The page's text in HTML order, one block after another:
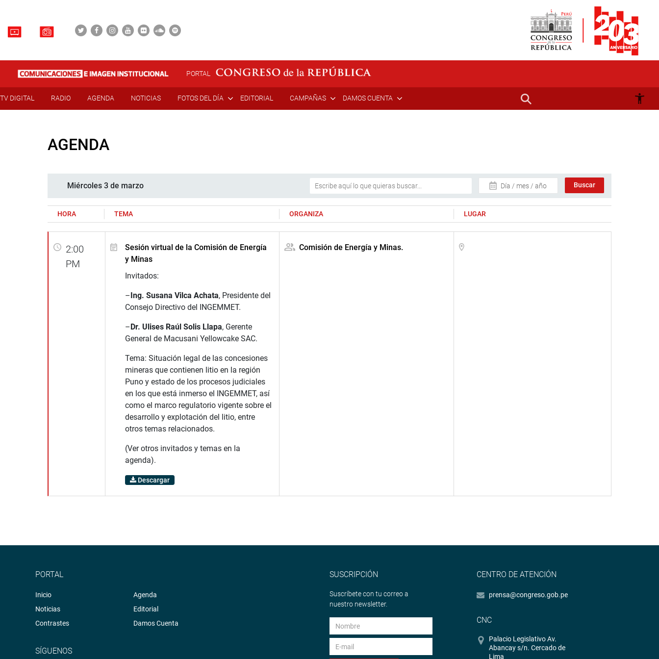
PORTAL
TV DIGITAL RADIO AGENDA NOTICIAS FOTOS DEL DÍA EDITORIAL CAMPAÑAS DAMOS CUENTA
AGENDA
Miércoles 3 de marzo Día / mes / año
HORA TEMA ORGANIZA LUGAR
2:00
PM
Sesión virtual de la Comisión de Energía
y Minas
Invitados:
–Ing. Susana Vilca Achata, Presidente del
Consejo Directivo del INGEMMET.
–Dr. Ulises Raúl Solis Llapa, Gerente
General de Macusani Yellowcake SAC.
Tema: Situación legal de las concesiones
mineras que contienen litio en la región
Puno y estado de los procesos judiciales
en los que está inmerso el INGEMMET, así
como el marco regulatorio vigente sobre el
desarrollo y explotación del litio, entre
otros temas relacionados.
(Ver otros invitados y temas en la
agenda).
Descargar
Comisión de Energía y Minas.
PORTAL
Inicio
Noticias
Contrastes
Agenda
Editorial
Damos Cuenta
SÍGUENOS
SUSCRIPCIÓN
Suscríbete con tu correo a
nuestro newsletter.
CENTRO DE ATENCIÓN
prensa@congreso.gob.pe
CNC
Palacio Legislativo Av.
Abancay s/n. Cercado de
Lima